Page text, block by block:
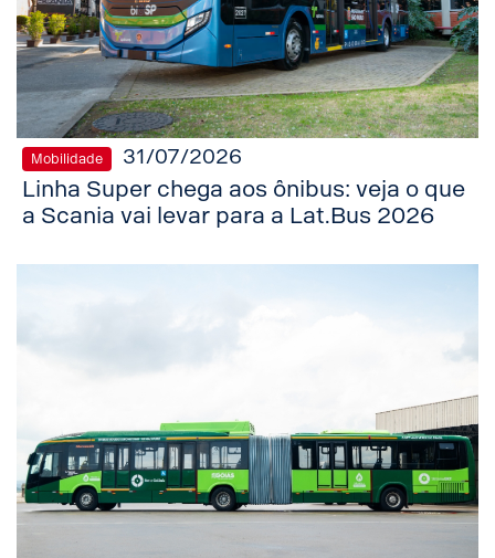
Mobilidade 31/07/2026
Linha Super chega aos ônibus: veja o que
a Scania vai levar para a Lat.Bus 2026